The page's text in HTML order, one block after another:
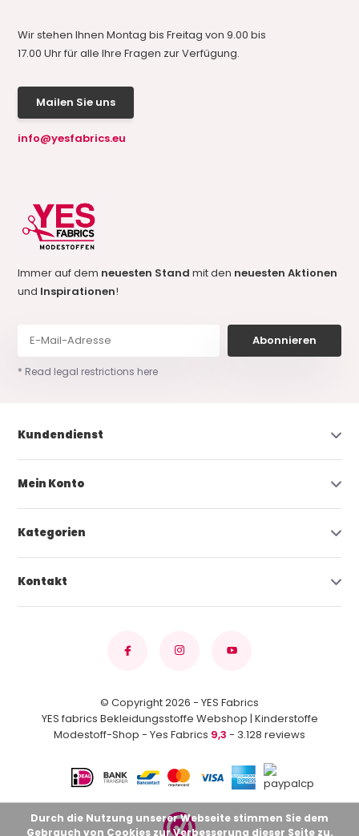
Wir stehen Ihnen Montag bis Freitag von 9.00 bis
17.00 Uhr für alle Ihre Fragen zur Verfügung.
Mailen Sie uns
info@yesfabrics.eu
Immer auf dem neuesten Standmit den neuesten Aktionen
und Inspirationen!
Abonnieren
* Read legal restrictions here
Kundendienst
Mein Konto
Kategorien
Kontakt
© Copyright 2026 - YES Fabrics
YES fabrics Bekleidungsstoffe Webshop | Kinderstoffe
Modestoff-Shop - Yes Fabrics 9,3 - 3.128 reviews
Durch die Nutzung unserer Webseite stimmen Sie dem
Gebrauch von Cookies zur Verbesserung dieser Seite zu.